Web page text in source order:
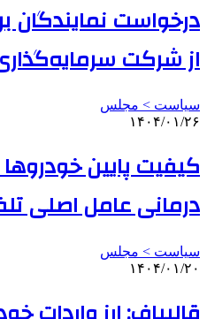
درخواست
از شرکت
سیاست > مجلس
۱۴۰۴/۰۱/۲۶
کیفیت پایین
درمانی عامل اصلی
سیاست > مجلس
۱۴۰۴/۰۱/۲۰